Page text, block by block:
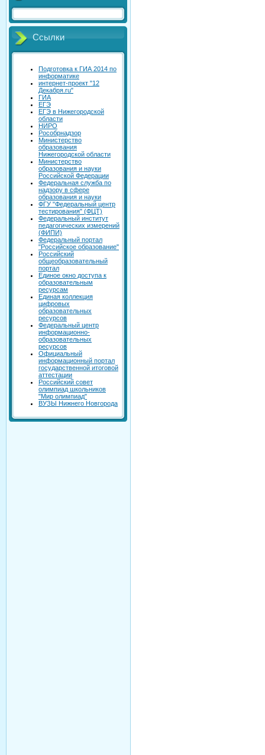
Ссылки
Подготовка к ГИА 2014 по
информатике
интернет-проект "12
Декабря.ru"
ГИА
ЕГЭ
ЕГЭ в Нижегородской
области
НИРО
Рособрнадзор
Министерство
образования
Нижегородской области
Министерство
образования и науки
Российской Федерации
Федеральная служба по
надзору в сфере
образования и науки
ФГУ "Федеральный центр
тестирования" (ФЦТ)
Федеральный институт
педагогических измерений
(ФИПИ)
Федеральный портал
"Российское образование"
Российский
общеобразовательный
портал
Единое окно доступа к
образовательным
ресурсам
Единая коллекция
цифровых
образовательных
ресурсов
Федеральный центр
информационно-
образовательных
ресурсов
Официальный
информационный портал
государственной итоговой
аттестации
Российский совет
олимпиад школьников
"Мир олимпиад"
ВУЗЫ Нижнего Новгорода